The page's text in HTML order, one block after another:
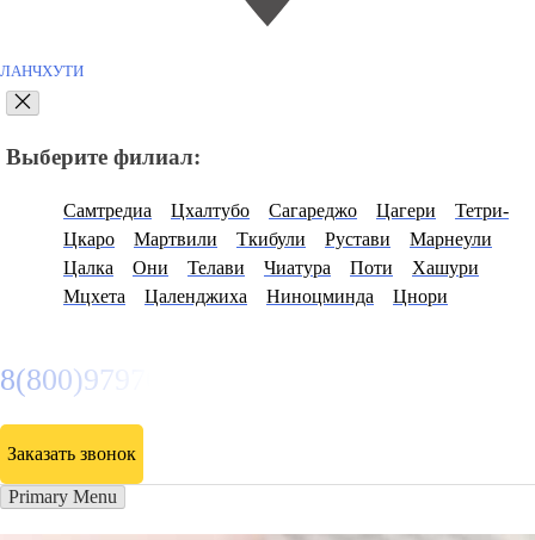
ЛАНЧХУТИ
Выберите филиал:
Самтредиа Цхалтубо Сагареджо Цагери
Тетри-
Цкаро
Мартвили Ткибули Рустави
Марнеули
Цалка
Они Телави Чиатура Поти
Хашури
Мцхета
Цаленджиха Ниноцминда Цнори
8(800)9797043
Заказать звонок
Primary Menu